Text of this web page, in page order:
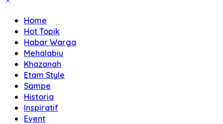
Home
Hot Topik
Habar Warga
Mehalabiu
Khazanah
Etam Style
Sampe
Historia
Inspiratif
Event